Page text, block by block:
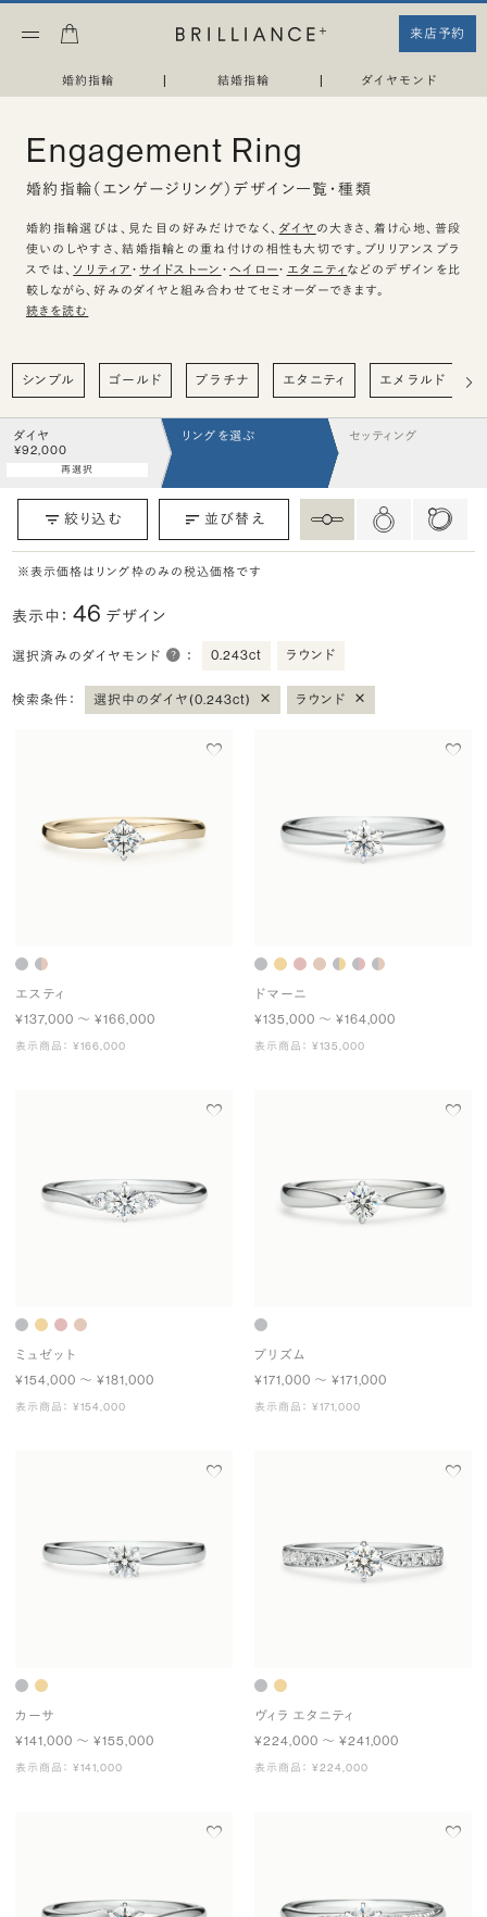
来店予約
婚約指輪 | 結婚指輪 | ダイヤモンド
Engagement Ring
婚約指輪（エンゲージリング）デザイン一覧・種類
婚約指輪選びは、見た目の好みだけでなく、 ダイヤ の大きさ、着け心地、普段
使いのしやすさ、結婚指輪との重ね付けの相性も大切です。ブリリアンスプラ
スでは、 ソリティア ・ サイドストーン ・ ヘイロー・ エタニティ などのデザインを比
較しながら、好みのダイヤと組み合わせてセミオーダーできます。
続きを読む
シンプル ゴールド プラチナ エタニティ エメラルド
ダイヤ
¥92,000
再選択
リングを選ぶ セッティング
絞り込む 並び替え
※表示価格はリング枠のみの税込価格です
表示中：46 デザイン
選択済みのダイヤモンド ： 0.243ct ラウンド
検索条件： 選択中のダイヤ(0.243ct) × ラウンド ×
エスティ
¥137,000 〜 ¥166,000
表示商品： ¥166,000
ドマーニ
¥135,000 〜 ¥164,000
表示商品： ¥135,000
ミュゼット
¥154,000 〜 ¥181,000
表示商品： ¥154,000
プリズム
¥171,000 〜 ¥171,000
表示商品： ¥171,000
カーサ
¥141,000 〜 ¥155,000
表示商品： ¥141,000
ヴィラ エタニティ
¥224,000 〜 ¥241,000
表示商品： ¥224,000